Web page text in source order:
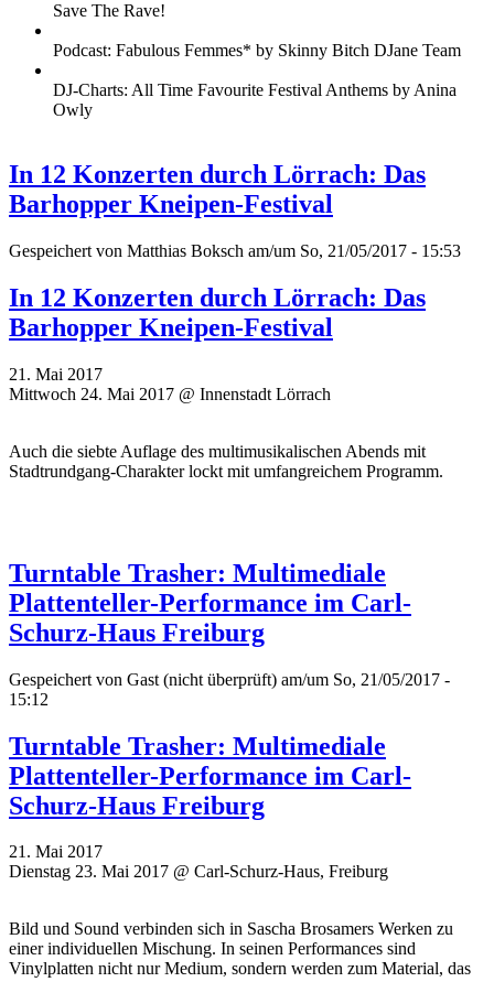
Save The Rave!
Podcast: Fabulous Femmes* by Skinny Bitch DJane Team
DJ-Charts: All Time Favourite Festival Anthems by Anina
Owly
In 12 Konzerten durch Lörrach: Das
Barhopper Kneipen-Festival
Gespeichert von Matthias Boksch am/um So, 21/05/2017 - 15:53
In 12 Konzerten durch Lörrach: Das
Barhopper Kneipen-Festival
21. Mai 2017
Mittwoch 24. Mai 2017 @ Innenstadt Lörrach
Auch die siebte Auflage des multimusikalischen Abends mit
Stadtrundgang-Charakter lockt mit umfangreichem Programm.
Turntable Trasher: Multimediale
Plattenteller-Performance im Carl-
Schurz-Haus Freiburg
Gespeichert von Gast (nicht überprüft) am/um So, 21/05/2017 -
15:12
Turntable Trasher: Multimediale
Plattenteller-Performance im Carl-
Schurz-Haus Freiburg
21. Mai 2017
Dienstag 23. Mai 2017 @ Carl-Schurz-Haus, Freiburg
Bild und Sound verbinden sich in Sascha Brosamers Werken zu
einer individuellen Mischung. In seinen Performances sind
Vinylplatten nicht nur Medium, sondern werden zum Material, das